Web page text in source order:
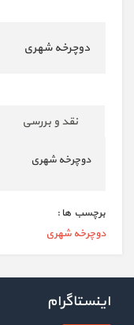
دوچرخه شهری
نقد و بررسی
دوچرخه شهری
برچسب ها :
دوچرخه شهری
اینستاگرام